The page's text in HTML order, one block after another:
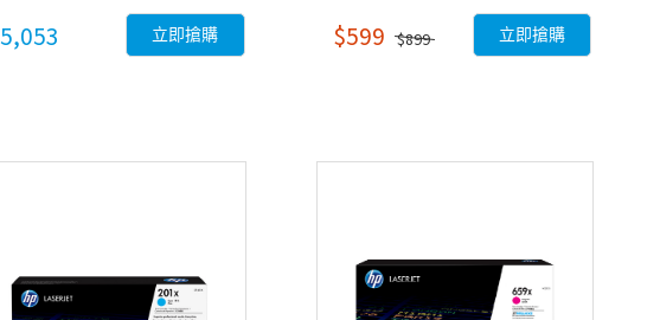
立即搶購 $599 $899 立即搶購